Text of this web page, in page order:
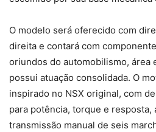
O modelo será oferecido com
direita e contará com
oriundos do automobilismo, área
possui atuação consolidada. O
inspirado no NSX original, com
para potência, torque e resposta,
transmissão manual de seis